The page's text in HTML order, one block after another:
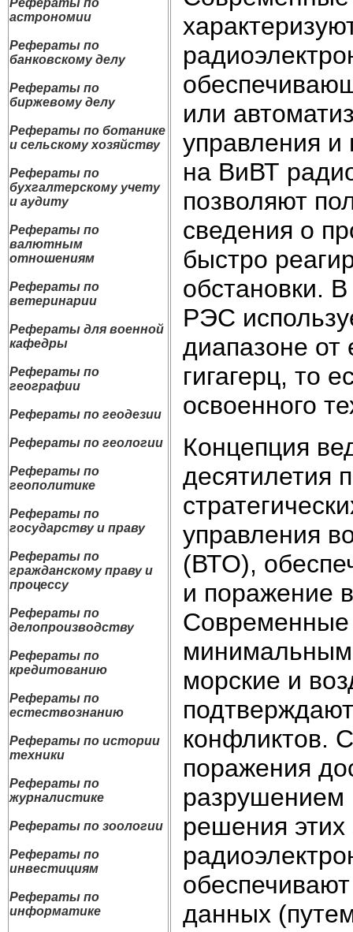
Рефераты по
астрономии
Рефераты по
банковскому делу
Рефераты по
биржевому делу
Рефераты по ботанике
и сельскому хозяйству
Рефераты по
бухгалтерскому учету
и аудиту
Рефераты по
валютным
отношениям
Рефераты по
ветеринарии
Рефераты для военной
кафедры
Рефераты по
географии
Рефераты по геодезии
Рефераты по геологии
Рефераты по
геополитике
Рефераты по
государству и праву
Рефераты по
гражданскому праву и
процессу
Рефераты по
делопроизводству
Рефераты по
кредитованию
Рефераты по
естествознанию
Рефераты по истории
техники
Рефераты по
журналистике
Рефераты по зоологии
Рефераты по
инвестициям
Рефераты по
информатике
или
управления
на ВиВТ
позволяют
сведения о
быстро
обстановки.
РЭС
диапазоне от
гигагерц, то
освоенного
Концепция
десятилетия
управления
(ВТО),
и поражение
Современные
морские и
конфликтов.
поражения
решения этих
данных